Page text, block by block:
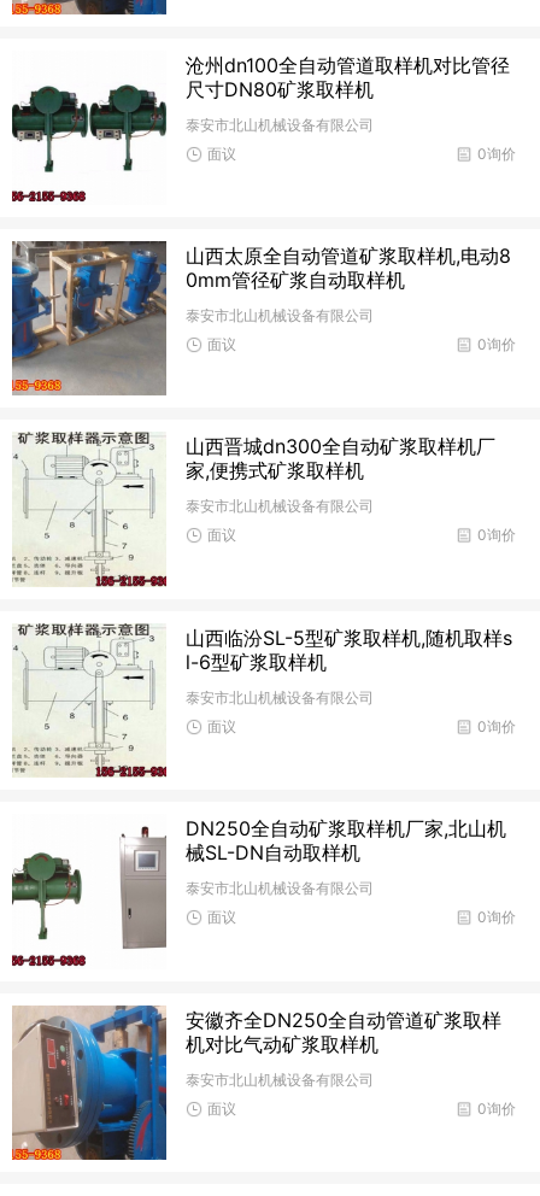
沧州dn100全自动管道取样机对比管径
尺寸DN80矿浆取样机
泰安市北山机械设备有限公司
0询价
面议
山西太原全自动管道矿浆取样机,电动8
0mm管径矿浆自动取样机
泰安市北山机械设备有限公司
0询价
面议
山西晋城dn300全自动矿浆取样机厂
家,便携式矿浆取样机
泰安市北山机械设备有限公司
0询价
面议
山西临汾SL-5型矿浆取样机,随机取样s
l-6型矿浆取样机
泰安市北山机械设备有限公司
0询价
面议
DN250全自动矿浆取样机厂家,北山机
械SL-DN自动取样机
泰安市北山机械设备有限公司
0询价
面议
安徽齐全DN250全自动管道矿浆取样
机对比气动矿浆取样机
泰安市北山机械设备有限公司
0询价
面议